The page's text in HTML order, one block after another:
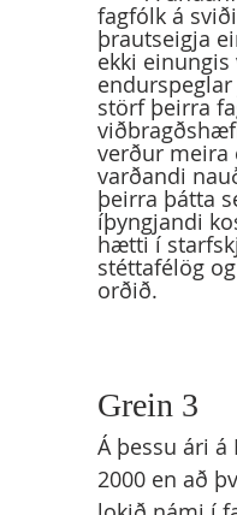
fagfólk á
þrautseigja
ekki
störf þeirra
verður meira
varðandi
þeirra þátta
íþyngjandi
hætti í
stéttafélög
orðið.
Grein 3
Á þessu ári
2000 en að